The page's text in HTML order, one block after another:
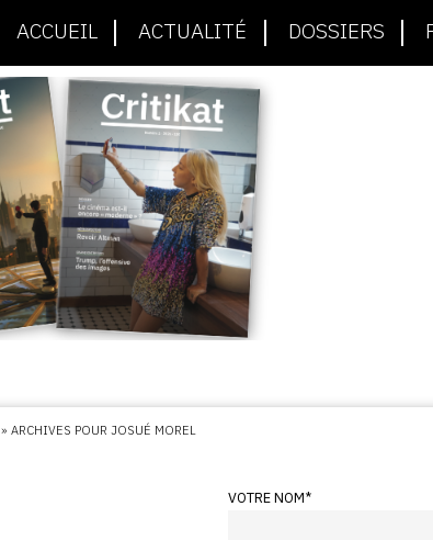
ACCUEIL ACTUALITÉ DOSSIERS
»ARCHIVES POUR JOSUÉ MOREL
VOTRE NOM*